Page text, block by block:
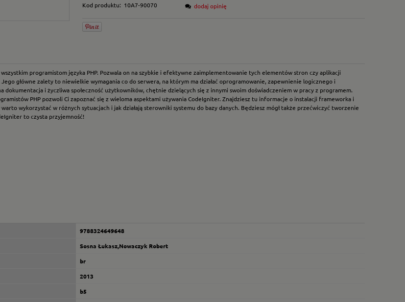
Kod produktu: 10A7-90070
dodaj opinię
programistom języka PHP. Pozwala on na szybkie i efektywne zaimplementowanie tych elementów stron czy aplikacji
główne zalety to niewielkie wymagania co do serwera, na którym ma działać oprogramowanie, zapewnienie logicznego i
i życzliwa społeczność użytkowników, chętnie dzielących się z innymi swoim doświadczeniem w pracy z programem.
PHP pozwoli Ci zapoznać się z wieloma aspektami używania CodeIgniter. Znajdziesz tu informacje o instalacji frameworka i
wykorzystać w różnych sytuacjach i jak działają sterowniki systemu do bazy danych. Będziesz mógł także przećwiczyć tworzenie
to czysta przyjemność!
9788324649648
Sosna Łukasz,Nowaczyk Robert
br
2013
b5